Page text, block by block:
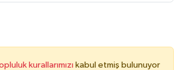
kurallarımızı kabul etmiş bulunuyor